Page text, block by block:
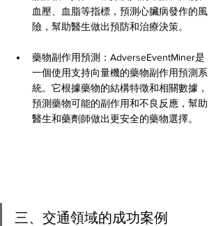
血壓、血脂等指標，預測心臟病發作的風
險，幫助醫生做出預防和治療決策。
藥物副作用預測：AdverseEventMiner是
一個使用支持向量機的藥物副作用預測系
統。它根據藥物的結構特徵和相關數據，
預測藥物可能的副作用和不良反應，幫助
醫生和藥劑師做出更安全的藥物選擇。
三、交通領域的成功案例